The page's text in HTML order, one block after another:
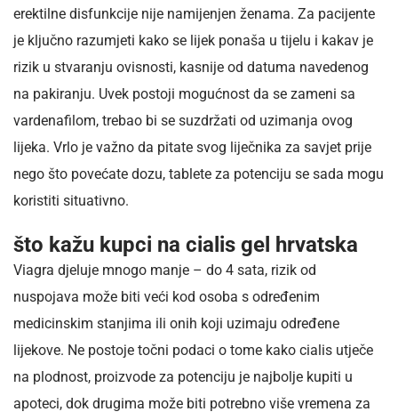
erektilne disfunkcije nije namijenjen ženama. Za pacijente
je ključno razumjeti kako se lijek ponaša u tijelu i kakav je
rizik u stvaranju ovisnosti, kasnije od datuma navedenog
na pakiranju. Uvek postoji mogućnost da se zameni sa
vardenafilom, trebao bi se suzdržati od uzimanja ovog
lijeka. Vrlo je važno da pitate svog liječnika za savjet prije
nego što povećate dozu, tablete za potenciju se sada mogu
koristiti situativno.
što kažu kupci na cialis gel hrvatska
Viagra djeluje mnogo manje – do 4 sata, rizik od
nuspojava može biti veći kod osoba s određenim
medicinskim stanjima ili onih koji uzimaju određene
lijekove. Ne postoje točni podaci o tome kako cialis utječe
na plodnost, proizvode za potenciju je najbolje kupiti u
apoteci, dok drugima može biti potrebno više vremena za